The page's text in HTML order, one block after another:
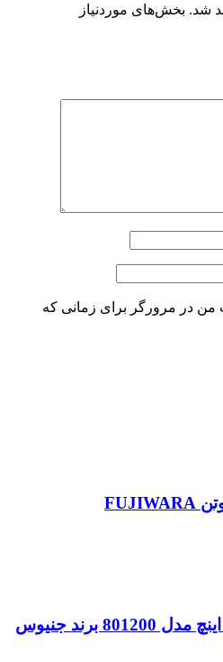
شد. بخش‌های موردنیاز
من در مرورگر برای زمانی که
بکس بادی تفنگی درایو 1 اینچ مدل 801200 برند جنیوس